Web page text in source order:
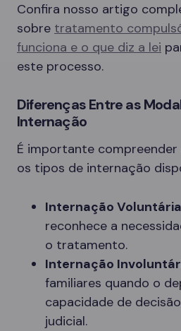
Confira nosso artigo
sobre tratamento
funciona e o que diz a lei
este processo.
Diferenças Entre as
Internação
É importante
os tipos de internação
Internação
reconhece a
o tratamento.
Internação
familiares quando o
capacidade de
judicial.